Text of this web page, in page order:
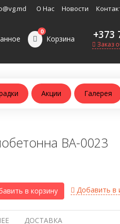
О Нас Новости
Корзина
0 +373
Заказ
Акции Галерея
BA-0023
в корзину Добавить в
ДОСТАВКА